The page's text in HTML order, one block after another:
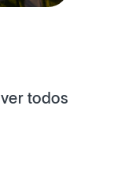
ver todos